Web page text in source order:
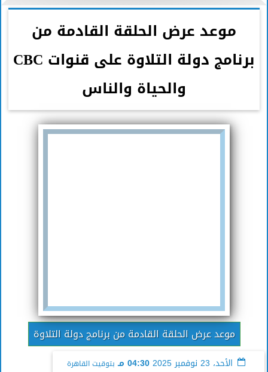
موعد عرض الحلقة القادمة من
برنامج دولة التلاوة على قنوات CBC
والحياة والناس
موعد عرض الحلقة القادمة من برنامج دولة التلاوة
الأحد، 23 نوفمبر 2025 04:30 مـ بتوقيت القاهرة